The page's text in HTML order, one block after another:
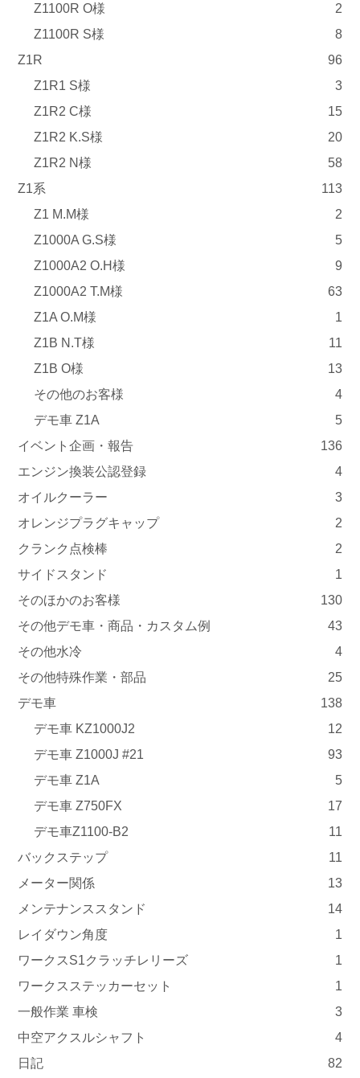
Z1100R O様
2
Z1100R S様
8
Z1R
96
Z1R1 S様
3
Z1R2 C様
15
Z1R2 K.S様
20
Z1R2 N様
58
Z1系
113
Z1 M.M様
2
Z1000A G.S様
5
Z1000A2 O.H様
9
Z1000A2 T.M様
63
Z1A O.M様
1
Z1B N.T様
11
Z1B O様
13
その他のお客様
4
デモ車 Z1A
5
イベント企画・報告
136
エンジン換装公認登録
4
オイルクーラー
3
オレンジプラグキャップ
2
クランク点検棒
2
サイドスタンド
1
そのほかのお客様
130
その他デモ車・商品・カスタム例
43
その他水冷
4
その他特殊作業・部品
25
デモ車
138
デモ車 KZ1000J2
12
デモ車 Z1000J #21
93
デモ車 Z1A
5
デモ車 Z750FX
17
デモ車Z1100-B2
11
バックステップ
11
メーター関係
13
メンテナンススタンド
14
レイダウン角度
1
ワークスS1クラッチレリーズ
1
ワークスステッカーセット
1
一般作業 車検
3
中空アクスルシャフト
4
日記
82